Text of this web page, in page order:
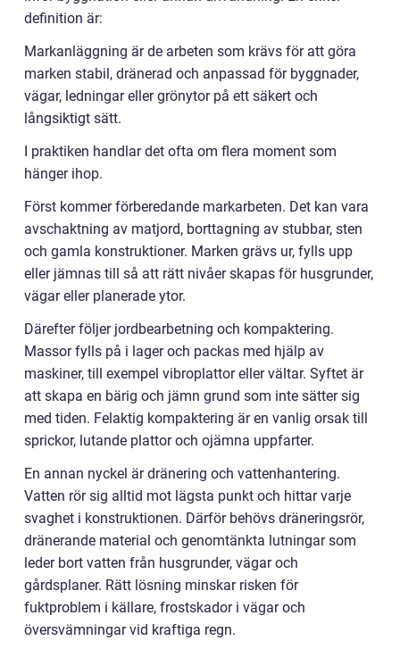
definition är:
Markanläggning är de arbeten som krävs för att göra
marken stabil, dränerad och anpassad för byggnader,
vägar, ledningar eller grönytor på ett säkert och
långsiktigt sätt.
I praktiken handlar det ofta om flera moment som
hänger ihop.
Först kommer förberedande markarbeten. Det kan vara
avschaktning av matjord, borttagning av stubbar, sten
och gamla konstruktioner. Marken grävs ur, fylls upp
eller jämnas till så att rätt nivåer skapas för husgrunder,
vägar eller planerade ytor.
Därefter följer jordbearbetning och kompaktering.
Massor fylls på i lager och packas med hjälp av
maskiner, till exempel vibroplattor eller vältar. Syftet är
att skapa en bärig och jämn grund som inte sätter sig
med tiden. Felaktig kompaktering är en vanlig orsak till
sprickor, lutande plattor och ojämna uppfarter.
En annan nyckel är dränering och vattenhantering.
Vatten rör sig alltid mot lägsta punkt och hittar varje
svaghet i konstruktionen. Därför behövs dräneringsrör,
dränerande material och genomtänkta lutningar som
leder bort vatten från husgrunder, vägar och
gårdsplaner. Rätt lösning minskar risken för
fuktproblem i källare, frostskador i vägar och
översvämningar vid kraftiga regn.